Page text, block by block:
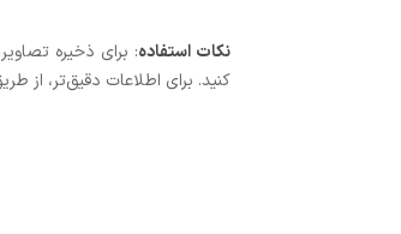
نکات استفاده
کنید. برای اطلاعات دقیق‌تر، از